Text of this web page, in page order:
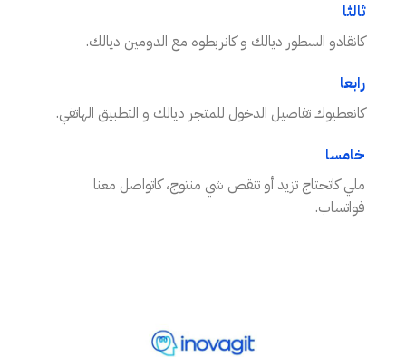
ثالثا
كانقادو السطور ديالك و كانربطوه مع الدومين ديالك.
رابعا
كانعطيوك تفاصيل الدخول للمتجر ديالك و التطبيق الهاتفي.
خامسا
ملي كاتحتاج تزيد أو تنقص شي منتوج، كاتواصل معنا
فواتساب.